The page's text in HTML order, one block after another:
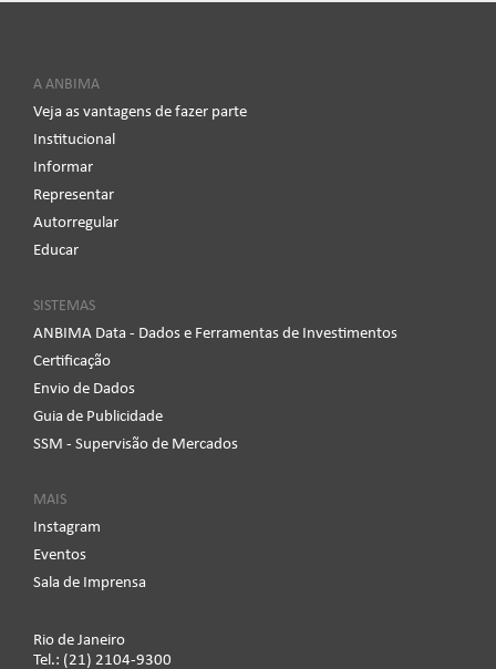
A ANBIMA
Veja as vantagens de fazer parte
Institucional
Informar
Representar
Autorregular
Educar
SISTEMAS
ANBIMA Data - Dados e Ferramentas de Investimentos
Certificação
Envio de Dados
Guia de Publicidade
SSM - Supervisão de Mercados
MAIS
Instagram
Eventos
Sala de Imprensa
Rio de Janeiro
Tel.: (21) 2104-9300